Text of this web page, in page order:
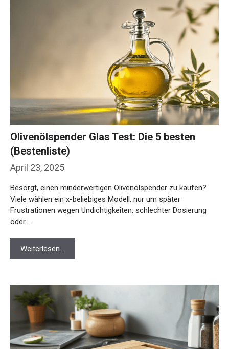
April 23, 2025
Olivenölspender Glas Test: Die 5 besten
(Bestenliste)
Besorgt, einen minderwertigen Olivenölspender zu kaufen?
Viele wählen ein x-beliebiges Modell, nur um später
Frustrationen wegen Undichtigkeiten, schlechter Dosierung
oder …
Weiterlesen…